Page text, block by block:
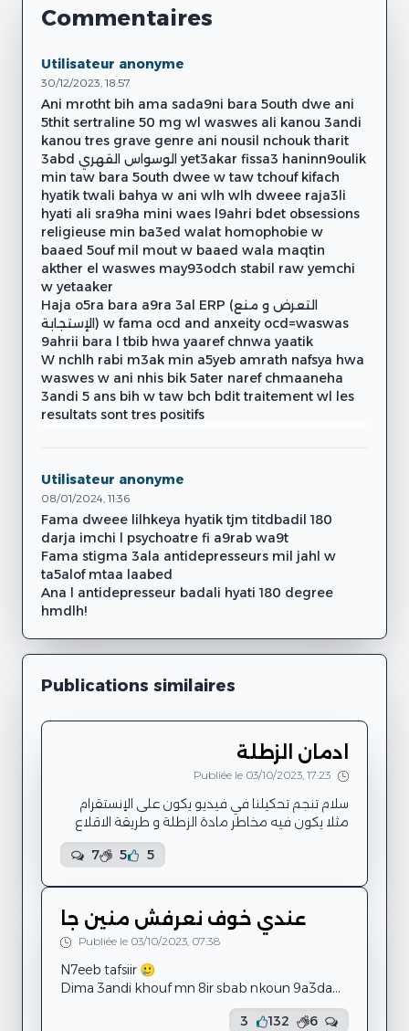
Commentaires
Utilisateur anonyme
30/12/2023, 18:57
Ani mrotht bih ama sada9ni bara 5outh dwe ani
5thit sertraline 50 mg wl waswes ali kanou 3andi
kanou tres grave genre ani nousil nchouk tharit
3abd الوسواس القهري yet3akar fissa3 haninn9oulik
min taw bara 5outh dwee w taw tchouf kifach
hyatik twali bahya w ani wlh wlh dweee raja3li
hyati ali sra9ha mini waes l9ahri bdet obsessions
religieuse min ba3ed walat homophobie w
baaed 5ouf mil mout w baaed wala maqtin
akther el waswes may93odch stabil raw yemchi
w yetaaker
Haja o5ra bara a9ra 3al ERP (التعرض و منع
الإستجابة) w fama ocd and anxeity ocd=waswas
9ahrii bara l tbib hwa yaaref chnwa yaatik
W nchlh rabi m3ak min a5yeb amrath nafsya hwa
waswes w ani nhis bik 5ater naref chmaaneha
3andi 5 ans bih w taw bch bdit traitement wl les
resultats sont tres positifs
Utilisateur anonyme
08/01/2024, 11:36
Fama dweee lilhkeya hyatik tjm titdbadil 180
darja imchi l psychoatre fi a9rab wa9t
Fama stigma 3ala antidepresseurs mil jahl w
ta5alof mtaa laabed
Ana l antidepresseur badali hyati 180 degree
hmdlh!
Publications similaires
ادمان الزطلة
Publiée le 03/10/2023, 17:23
سلام تنجم تحكيلنا في فيديو يكون على الإنستقرام
مثلا يكون فيه مخاطر مادة الزطلة و طريقة الاقلاع
5
5
7
عندي خوف نعرفش منين جا
Publiée le 03/10/2023, 07:38
N7eeb tafsiir 🥲
Dima 3andi khouf mn 8ir sbab nkoun 9a3da
3adi nwali n7es b 9la9 w stress w e7ses dra kifh
3 132 6